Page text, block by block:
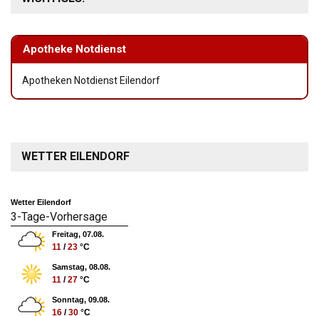
Apotheke Notdienst
Apotheken Notdienst Eilendorf
WETTER EILENDORF
Wetter Eilendorf
3-Tage-Vorhersage
Freitag, 07.08.
11 /23 °C
Samstag, 08.08.
11 /27 °C
Sonntag, 09.08.
16 /30 °C